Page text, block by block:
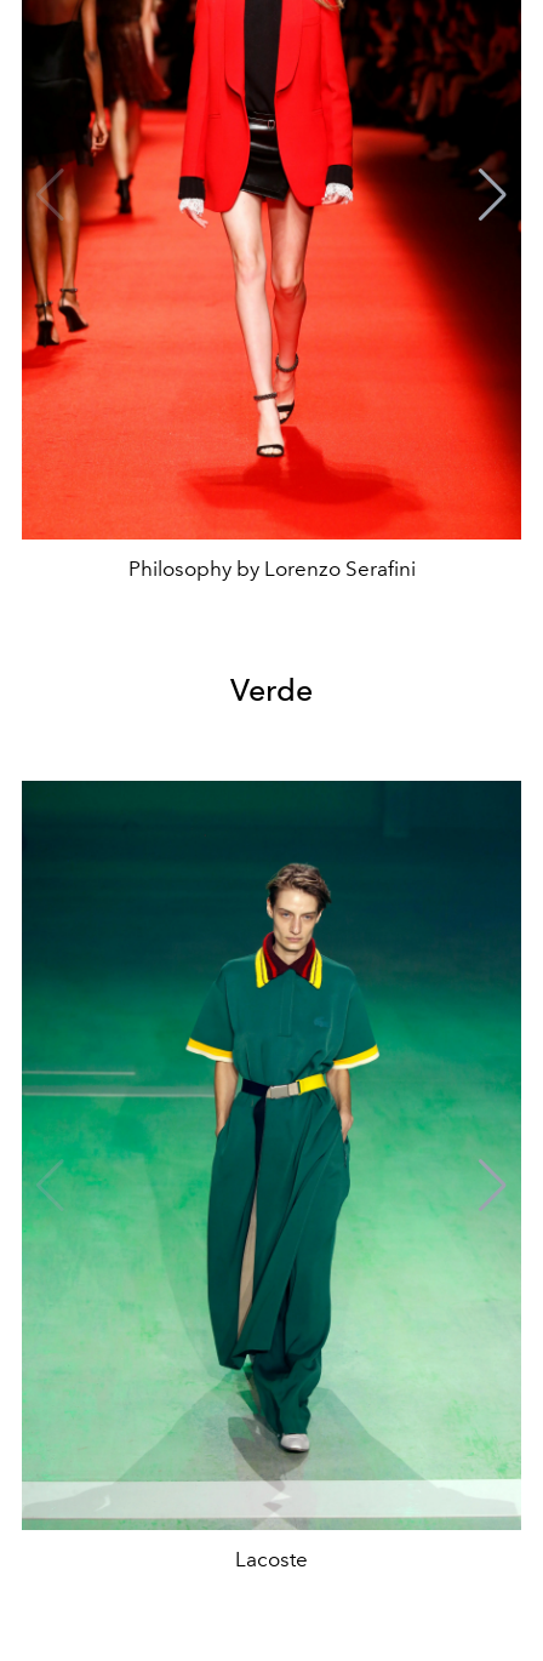
Philosophy by Lorenzo Serafini
Verde
Lacoste